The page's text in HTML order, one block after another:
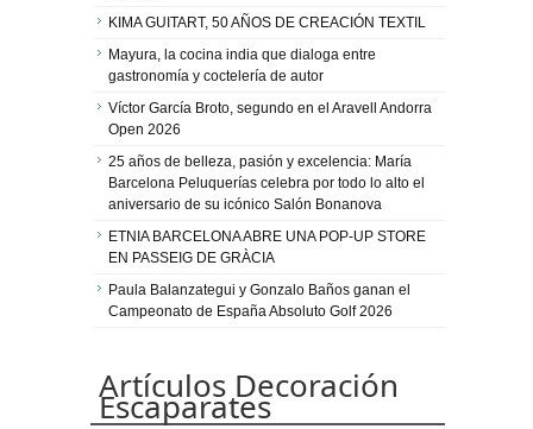
KIMA GUITART, 50 AÑOS DE CREACIÓN TEXTIL
Mayura, la cocina india que dialoga entre
gastronomía y coctelería de autor
Víctor García Broto, segundo en el Aravell Andorra
Open 2026
25 años de belleza, pasión y excelencia: María
Barcelona Peluquerías celebra por todo lo alto el
aniversario de su icónico Salón Bonanova
ETNIA BARCELONA ABRE UNA POP-UP STORE
EN PASSEIG DE GRÀCIA
Paula Balanzategui y Gonzalo Baños ganan el
Campeonato de España Absoluto Golf 2026
Artículos Decoración
Escaparates